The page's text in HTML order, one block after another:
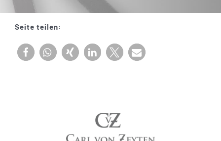
Seite teilen: